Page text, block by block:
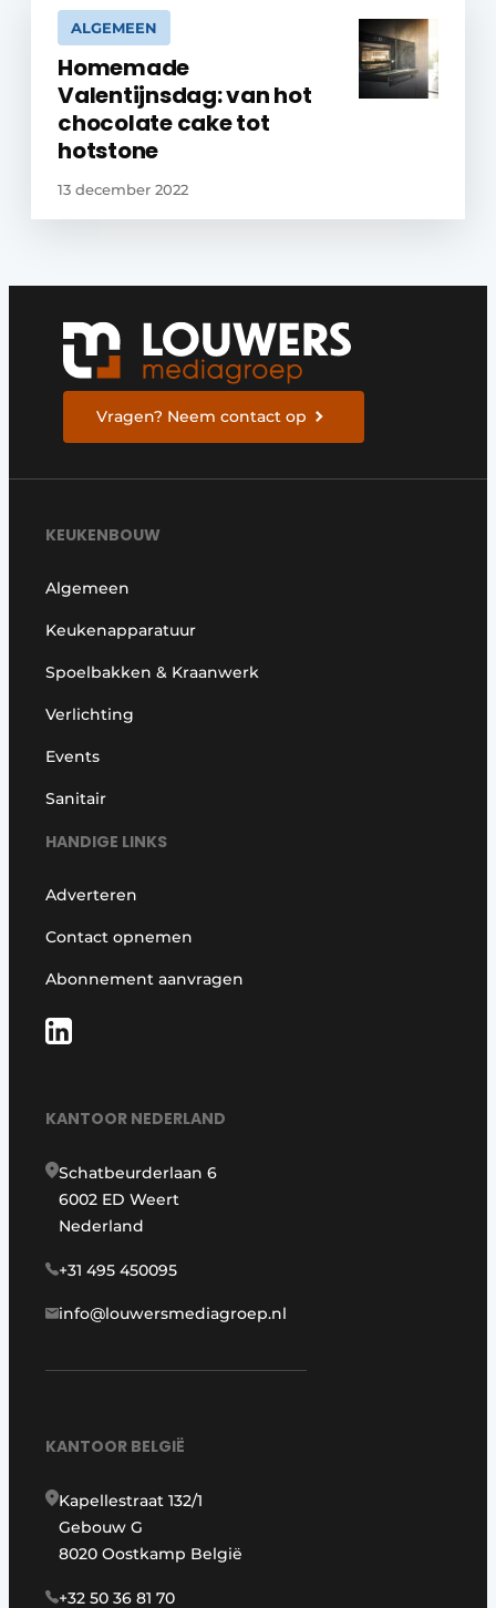
ALGEMEEN
Homemade
Valentijnsdag: van hot
chocolate cake tot
hotstone
13 december 2022
Vragen? Neem contact op
KEUKENBOUW
Algemeen
Keukenapparatuur
Spoelbakken & Kraanwerk
Verlichting
Events
Sanitair
HANDIGE LINKS
Adverteren
Contact opnemen
Abonnement aanvragen
KANTOOR NEDERLAND
Schatbeurderlaan 6
6002 ED Weert
Nederland
+31 495 450095
info@louwersmediagroep.nl
KANTOOR BELGIË
Kapellestraat 132/1
Gebouw G
8020 Oostkamp België
+32 50 36 81 70